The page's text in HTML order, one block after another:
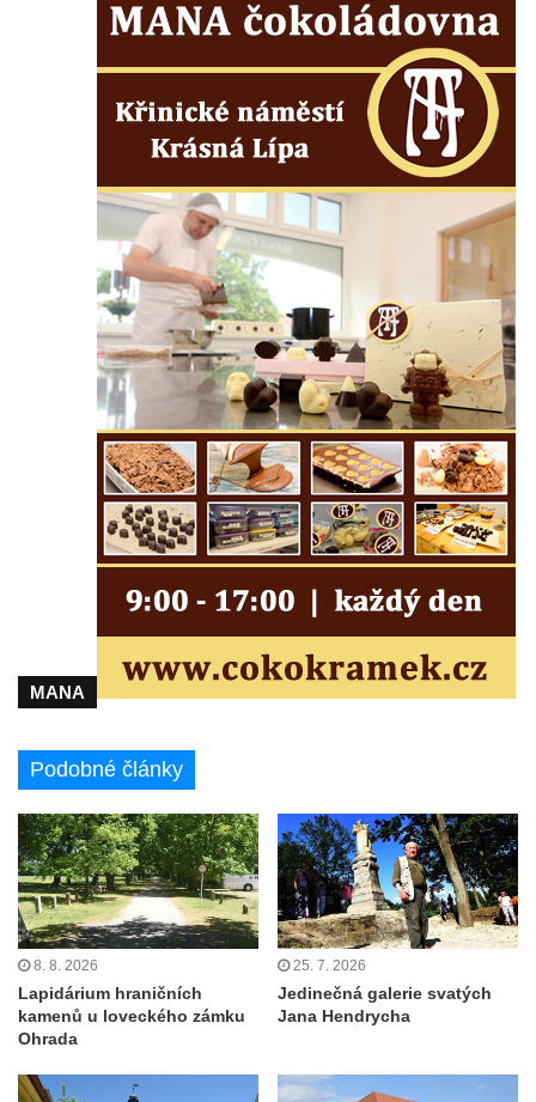
MANA
Podobné články
8. 8. 2026
Lapidárium hraničních
kamenů u loveckého zámku
Ohrada
25. 7. 2026
Jedinečná galerie svatých
Jana Hendrycha